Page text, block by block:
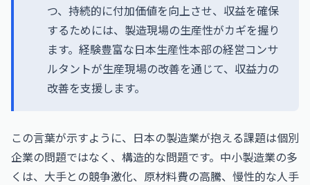
つ、持続的に付加価値を向上させ、収益を確保
するためには、製造現場の生産性がカギを握り
ます。経験豊富な日本生産性本部の経営コンサ
ルタントが生産現場の改善を通じて、収益力の
改善を支援します。
この言葉が示すように、日本の製造業が抱える課題は個別
企業の問題ではなく、構造的な問題です。中小製造業の多
くは、大手との競争激化、原材料費の高騰、慢性的な人手